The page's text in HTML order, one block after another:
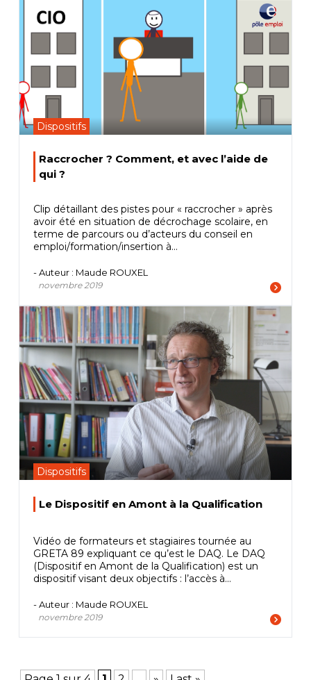
Dispositifs
Raccrocher ? Comment, et avec l’aide de
qui ?
Clip détaillant des pistes pour « raccrocher » après
avoir été en situation de décrochage scolaire, en
terme de parcours ou d’acteurs du conseil en
emploi/formation/insertion à...
- Auteur : Maude ROUXEL
novembre 2019
Dispositifs
Le Dispositif en Amont à la Qualification
Vidéo de formateurs et stagiaires tournée au
GRETA 89 expliquant ce qu’est le DAQ. Le DAQ
(Dispositif en Amont de la Qualification) est un
dispositif visant deux objectifs : l’accès à...
- Auteur : Maude ROUXEL
novembre 2019